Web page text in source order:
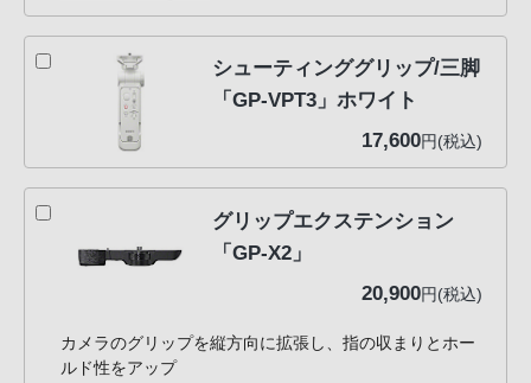
シューティンググリップ/三脚
「GP-VPT3」ホワイト
17,600円(税込)
グリップエクステンション
「GP-X2」
20,900円(税込)
カメラのグリップを縦方向に拡張し、指の収まりとホー
ルド性をアップ